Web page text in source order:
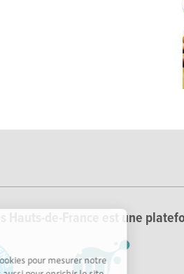
cookies pour mesurer notre
Hauts-de-France est une